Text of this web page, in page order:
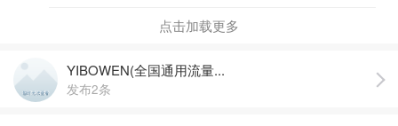
点击加载更多
YIBOWEN(全国通用流量...
发布2条